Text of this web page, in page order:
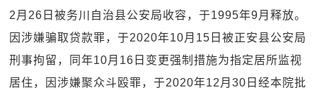
2月26日被务川自治县公安局收容，于1995年9月释放。
因涉嫌骗取贷款罪，于2020年10月15日被正安县公安局
刑事拘留，同年10月16日变更强制措施为指定居所监视
居住，因涉嫌聚众斗殴罪，于2020年12月30日经本院批